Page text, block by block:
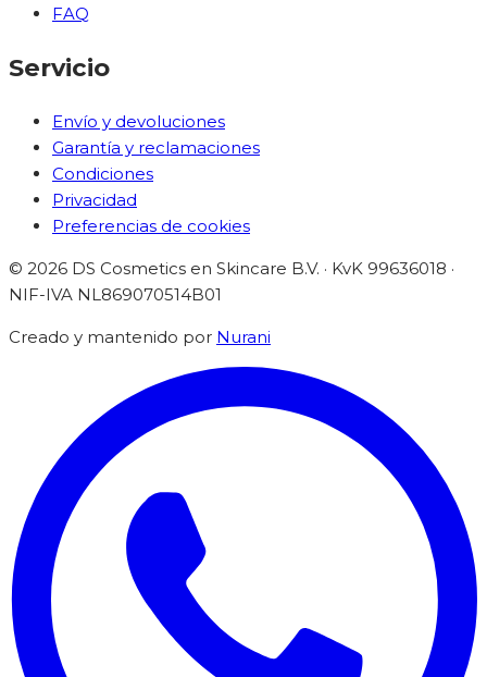
FAQ
Servicio
Envío y devoluciones
Garantía y reclamaciones
Condiciones
Privacidad
Preferencias de cookies
© 2026 DS Cosmetics en Skincare B.V. · KvK 99636018 ·
NIF-IVA NL869070514B01
Creado y mantenido por Nurani